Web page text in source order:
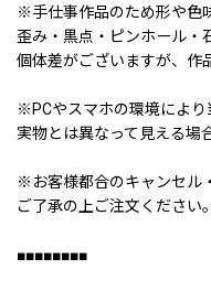
※手仕事作品のため形や色
歪み・黒点・ピンホール・
個体差がございますが、作
※PCやスマホの環境によ
実物とは異なって見える場
※お客様都合のキャンセル
ご了承の上ご注文ください。
■■■■■■■■